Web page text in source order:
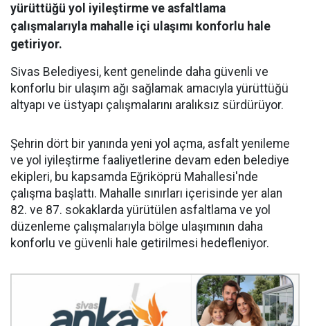
yürüttüğü yol iyileştirme ve asfaltlama
çalışmalarıyla mahalle içi ulaşımı konforlu hale
getiriyor.
Sivas Belediyesi, kent genelinde daha güvenli ve
konforlu bir ulaşım ağı sağlamak amacıyla yürüttüğü
altyapı ve üstyapı çalışmalarını aralıksız sürdürüyor.
Şehrin dört bir yanında yeni yol açma, asfalt yenileme
ve yol iyileştirme faaliyetlerine devam eden belediye
ekipleri, bu kapsamda Eğriköprü Mahallesi'nde
çalışma başlattı. Mahalle sınırları içerisinde yer alan
82. ve 87. sokaklarda yürütülen asfaltlama ve yol
düzenleme çalışmalarıyla bölge ulaşımının daha
konforlu ve güvenli hale getirilmesi hedefleniyor.